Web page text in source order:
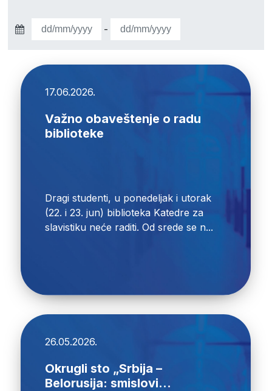
-
17.06.2026.
Važno obaveštenje o radu
biblioteke
Dragi studenti, u ponedeljak i utorak
(22. i 23. jun) biblioteka Katedre za
slavistiku neće raditi. Od srede se n...
26.05.2026.
Okrugli sto „Srbija –
Belorusija: smislovi...